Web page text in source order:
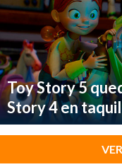
Toy Story 5
Story 4 en